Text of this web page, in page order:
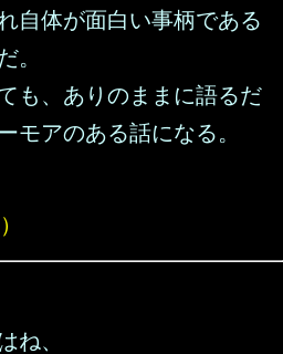
自体が面白い事柄である
。
も、ありのままに語るだ
モアのある話になる。
）
ね、